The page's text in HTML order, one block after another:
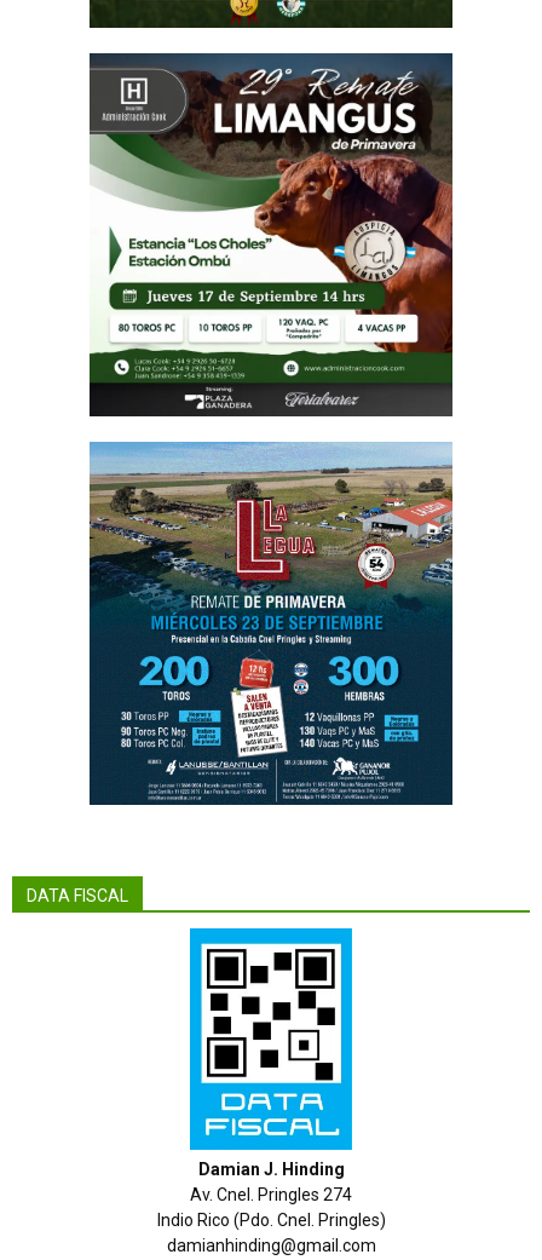
DATA FISCAL
Damian J. Hinding
Av. Cnel. Pringles 274
Indio Rico (Pdo. Cnel. Pringles)
damianhinding@gmail.com